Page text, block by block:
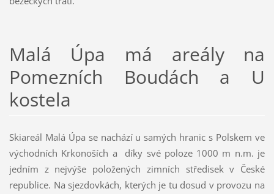
Malá Úpa má areály na
Pomezních Boudách a U
kostela
Skiareál Malá Úpa se nachází u samých hranic s Polskem ve
východních Krkonoších a díky své poloze 1000 m n.m. je
jedním z nejvýše položených zimních středisek v České
republice. Na sjezdovkách, kterých je tu dosud v provozu na